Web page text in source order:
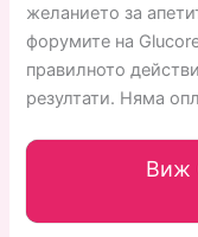
желанието за
форумите на
правилното
резултати. Няма
Виж